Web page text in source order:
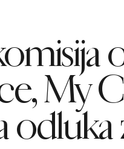
My
odluka